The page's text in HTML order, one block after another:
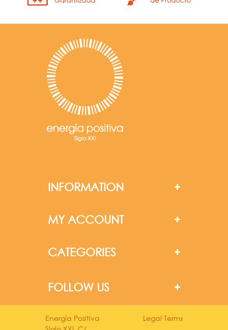
INFORMATION
MY ACCOUNT
CATEGORIES
FOLLOW US
Energía Positiva
Legal Terms